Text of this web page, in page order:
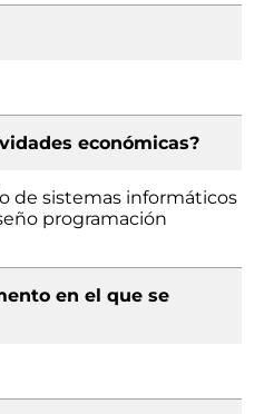
económicas?
de sistemas informáticos
programación
en el que se